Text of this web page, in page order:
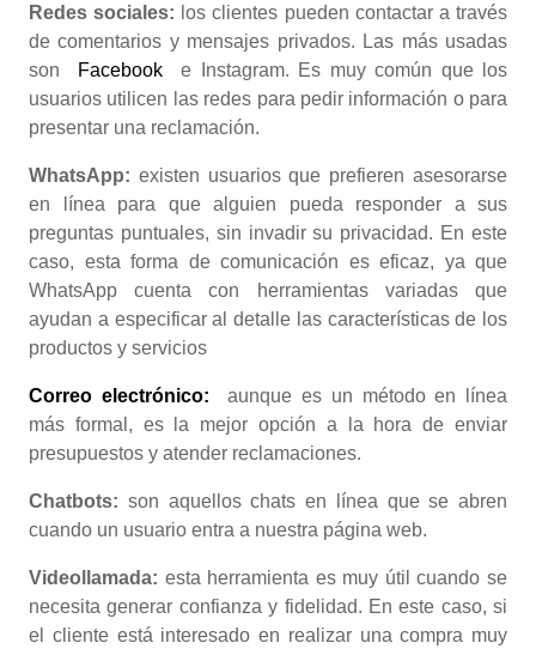
Redes sociales: los clientes pueden contactar a través
de comentarios y mensajes privados. Las más usadas
son
Facebook e Instagram. Es muy común que los
usuarios utilicen las redes para pedir información o para
presentar una reclamación.
WhatsApp: existen usuarios que prefieren asesorarse
en línea para que alguien pueda responder a sus
preguntas puntuales, sin invadir su privacidad. En este
caso, esta forma de comunicación es eficaz, ya que
WhatsApp cuenta con herramientas variadas que
ayudan a especificar al detalle las características de los
productos y servicios
Correo electrónico:
aunque es un método en línea
más formal, es la mejor opción a la hora de enviar
presupuestos y atender reclamaciones.
Chatbots: son aquellos chats en línea que se abren
cuando un usuario entra a nuestra página web.
Videollamada: esta herramienta es muy útil cuando se
necesita generar confianza y fidelidad. En este caso, si
el cliente está interesado en realizar una compra muy